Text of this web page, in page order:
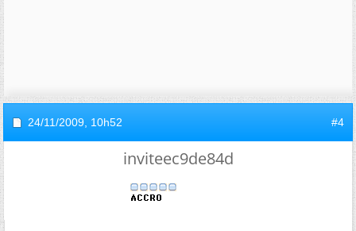
24/11/2009, 10h52 #4
inviteec9de84d